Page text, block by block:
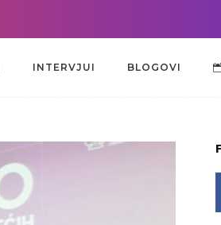
INTERVJUI BLOGOVI